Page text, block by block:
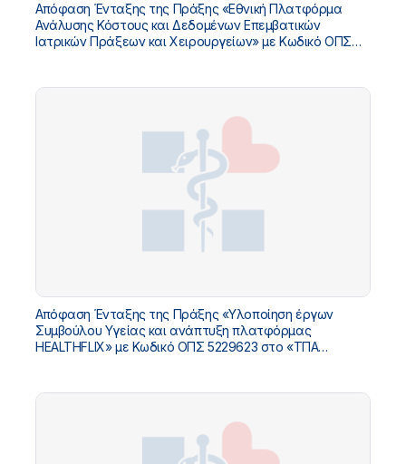
Απόφαση Ένταξης της Πράξης «Εθνική Πλατφόρμα
Ανάλυσης Κόστους και Δεδομένων Επεμβατικών
Ιατρικών Πράξεων και Χειρουργείων» με Κωδικό ΟΠΣ
Απόφαση Ένταξης της Πράξης «Υλοποίηση έργων
Συμβούλου Υγείας και ανάπτυξη πλατφόρμας
HEALTHFLIX» με Κωδικό ΟΠΣ 5229623 στο «ΤΠΑ